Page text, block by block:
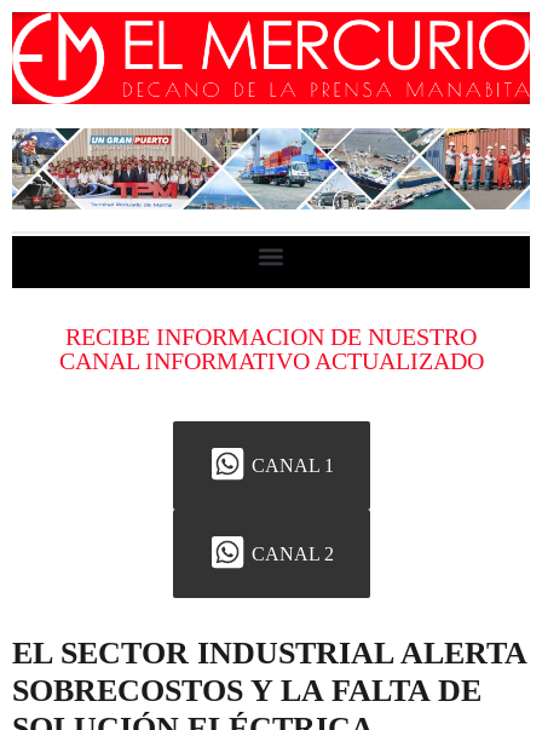
RECIBE INFORMACION DE NUESTRO
CANAL INFORMATIVO ACTUALIZADO
CANAL 1
CANAL 2
EL SECTOR INDUSTRIAL ALERTA
SOBRECOSTOS Y LA FALTA DE